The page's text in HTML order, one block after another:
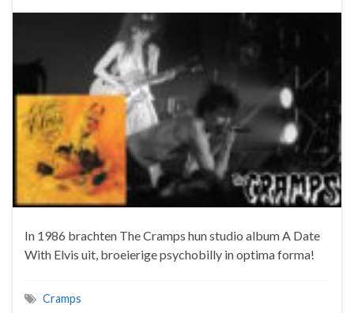
In 1986 brachten The Cramps hun studio album A Date
With Elvis uit, broeierige psychobilly in optima forma!
Cramps